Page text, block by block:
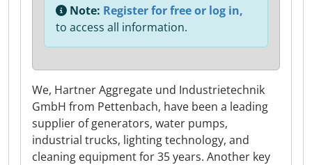
We, Hartner Aggregate und Industrietechnik
GmbH from Pettenbach, have been a leading
supplier of generators, water pumps,
industrial trucks, lighting technology, and
cleaning equipment for 35 years. Another key
Note: Register for free or log in,
to access all information.